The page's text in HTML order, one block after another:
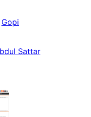
Gopi
Sattar